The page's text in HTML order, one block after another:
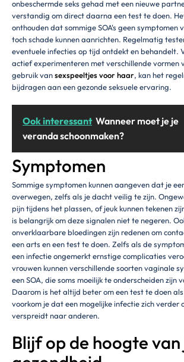
onbeschermde seks gehad met een nieuwe
verstandig om direct daarna een test te doen.
onthouden dat sommige SOA's geen symptomen
toch schade kunnen aanrichten. Regelmatig
eventuele infecties op tijd ontdekt en behandelt.
actief experimenteren met verschillende vormen
gebruik vansexspeeltjes voor haar, kan het
bijdragen aan een gezonde seksuele ervaring.
Ook interessant Wanneer moet je je
veranda schoonmaken?
Symptomen
Sommige symptomen kunnen aangeven dat je
overwegen, zelfs als je dacht veilig te zijn.
pijn tijdens het plassen, of jeuk kunnen tekenen
is belangrijk om deze signalen niet te negeren.
onverklaarbare bloedingen zijn redenen om
een arts en een test te doen. Zelfs als de
een infectie ongemerkt ernstige complicaties
vrouwen kunnen verschillende soorten vaginale
een SOA, die soms moeilijk te onderscheiden zijn
Daarom is het altijd beter om een test te doen
voorkom je dat een mogelijke infectie zich verder
verspreidt naar anderen.
Blijf op de hoogte van